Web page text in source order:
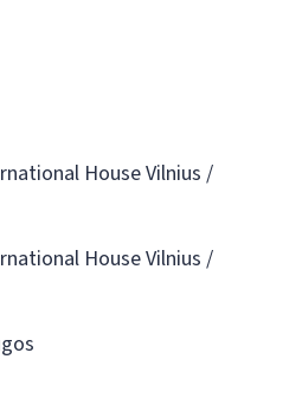
House Vilnius /
House Vilnius /